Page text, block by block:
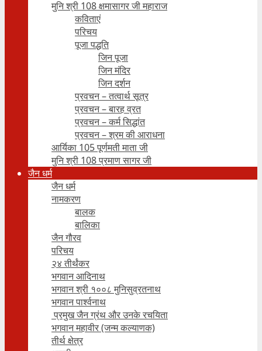
मुनि श्री 108 क्षमासागर जी महाराज
कविताएं
परिचय
पूजा पद्धति
जिन पूजा
जिन मंदिर
जिन दर्शन
प्रवचन – तत्वार्थ सूत्र
प्रवचन – बारह व्रत
प्रवचन – कर्म सिद्धांत
प्रवचन – श्रम की आराधना
आर्यिका 105 पूर्णमती माता जी
मुनि श्री 108 प्रमाण सागर जी
जैन धर्म
जैन धर्म
नामकरण
बालक
बालिका
जैन गौरव
परिचय
२४ तीर्थंकर
भगवान आदिनाथ
भगवान श्री १००८ मुनिसुव्रतनाथ
भगवान पार्श्वनाथ
प्रमुख जैन ग्रंथ और उनके रचयिता
भगवान महावीर (जन्म कल्याणक)
तीर्थ क्षेत्र